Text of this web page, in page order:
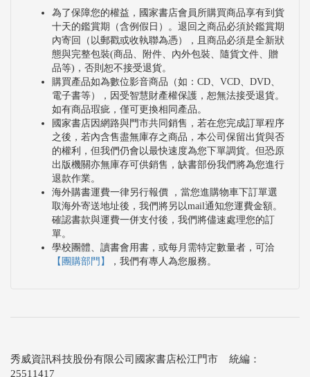
為了保障您的權益，國家書店會員所購買商品享有到貨
十天的鑑賞期（含例假日）。退回之商品必須於鑑賞期
內寄回（以郵戳或收執聯為憑），且商品必須是全新狀
態與完整包裝(商品、附件、內外包裝、隨貨文件、贈
品等)，否則恕不接受退貨。
購買產品如為數位影音商品（如：CD、VCD、DVD、
電子書等），因受智慧財產權保護，恕無法接受退貨。
如有商品瑕疵，僅可更換相同產品。
國家書店因網路與門市共同銷售，若在您完成訂單程序
之後，若內含售盡無庫存之商品，本公司保留出貨與否
的權利，但我們仍會以最快速度為您下單調貨。但恐原
出版機關亦無庫存可供銷售，缺書部份我們將為您進行
退款作業。
海外購書運費一律另行報價 ，當您進購物車下訂單選
取海外寄送地址後，我們將另以mail通知您運費金額。
確認書款與運費一併支付後，我們將儘速處理您的訂
單。
學校團體、讀書會用書，或每月需特定數量者，可洽
【團購部門】
，我們有專人為您服務。
秀威資訊科技股份有限公司國家書店松江門市 統編：
25511417